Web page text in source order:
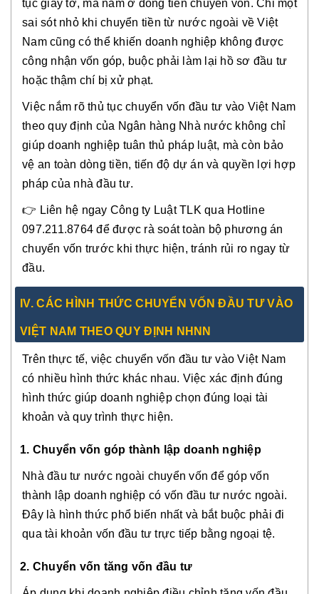
tục giấy tờ, mà nằm ở dòng tiền chuyển vốn. Chỉ một
sai sót nhỏ khi chuyển tiền từ nước ngoài về Việt
Nam cũng có thể khiến doanh nghiệp không được
công nhận vốn góp, buộc phải làm lại hồ sơ đầu tư
hoặc thậm chí bị xử phạt.
Việc nắm rõ thủ tục chuyển vốn đầu tư vào Việt Nam
theo quy định của Ngân hàng Nhà nước không chỉ
giúp doanh nghiệp tuân thủ pháp luật, mà còn bảo
vệ an toàn dòng tiền, tiến độ dự án và quyền lợi hợp
pháp của nhà đầu tư.
👉 Liên hệ ngay Công ty Luật TLK qua Hotline
097.211.8764 để được rà soát toàn bộ phương án
chuyển vốn trước khi thực hiện, tránh rủi ro ngay từ
đầu.
IV. CÁC HÌNH THỨC CHUYỂN VỐN ĐẦU TƯ VÀO
VIỆT NAM THEO QUY ĐỊNH NHNN
Trên thực tế, việc chuyển vốn đầu tư vào Việt Nam
có nhiều hình thức khác nhau. Việc xác định đúng
hình thức giúp doanh nghiệp chọn đúng loại tài
khoản và quy trình thực hiện.
1. Chuyển vốn góp thành lập doanh nghiệp
Nhà đầu tư nước ngoài chuyển vốn để góp vốn
thành lập doanh nghiệp có vốn đầu tư nước ngoài.
Đây là hình thức phổ biến nhất và bắt buộc phải đi
qua tài khoản vốn đầu tư trực tiếp bằng ngoại tệ.
2. Chuyển vốn tăng vốn đầu tư